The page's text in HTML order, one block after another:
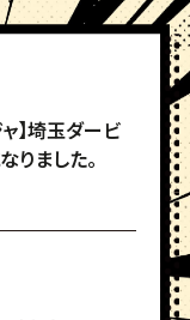
】埼玉ダービ
ました。